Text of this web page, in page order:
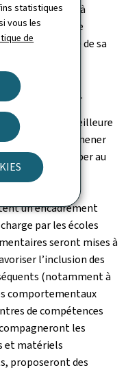
statistiques
vous les
de
et jeunes à
une école
Dans le cadre de sa
les jeunes les
entend
inclusive.
pour une meilleure
Le but est d’amener
à développer au
à faciliter son
un encadrement
par les écoles
seront mises à
l’inclusion des
(notamment à
comportementaux
de compétences
les
et matériels
proposeront des